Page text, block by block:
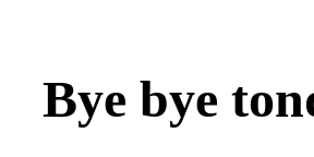
Bye bye